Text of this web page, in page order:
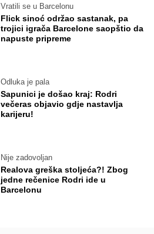
Vratili se u Barcelonu
Flick sinoć održao sastanak, pa
trojici igrača Barcelone saopštio da
napuste pripreme
Odluka je pala
Sapunici je došao kraj: Rodri
večeras objavio gdje nastavlja
karijeru!
Nije zadovoljan
Realova greška stoljeća?! Zbog
jedne rečenice Rodri ide u
Barcelonu